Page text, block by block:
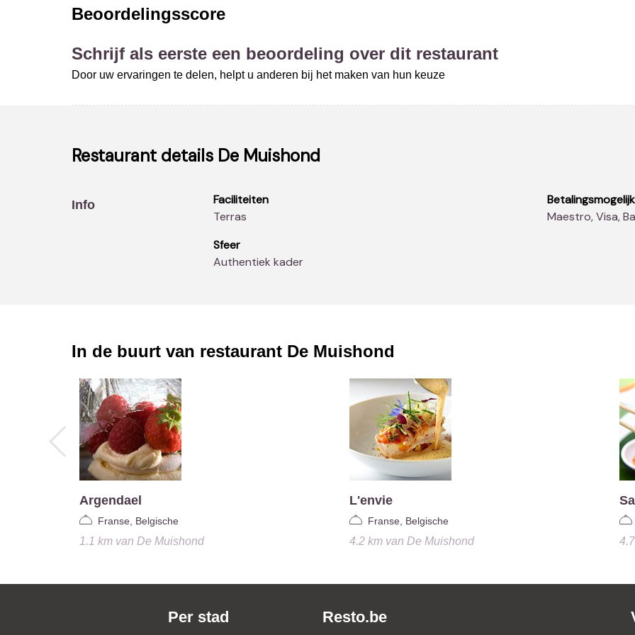
Beoordelingsscore
Schrijf als eerste een beoordeling over dit restaurant
Door uw ervaringen te delen, helpt u anderen bij het maken van hun keuze
Restaurant details De Muishond
Info
Faciliteiten
Terras
Sfeer
Authentiek kader
Maestro, Visa,
In de buurt van restaurant De Muishond
Argendael
Franse, Belgische
1.1 kmvan De Muishond
L'envie
Franse, Belgische
4.2 kmvan De Muishond
Per stad Resto.be